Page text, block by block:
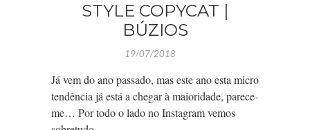
STYLE COPYCAT |
BÚZIOS
19/07/2018
Já vem do ano passado, mas este ano esta micro
tendência já está a chegar à maioridade, parece-
me… Por todo o lado no Instagram vemos